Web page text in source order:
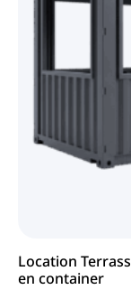
Location
en container